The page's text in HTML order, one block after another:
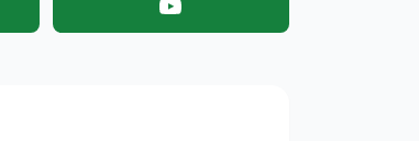
YouTube